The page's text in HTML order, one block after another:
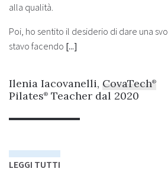
alla qualità.
Poi, ho sentito il desiderio di dare una
stavo facendo [...]
Ilenia Iacovanelli, CovaTech®
Pilates® Teacher dal 2020
LEGGI TUTTI